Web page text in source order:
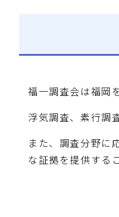
福一調査会は福岡
浮気調査、素行調
また、調査分野に
な証拠を提供する